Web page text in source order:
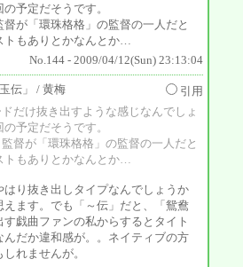
予定だそうです。
が「環珠格格」の監督の一人だと
もありとかなんとか…
No.144 - 2009/04/12(Sun) 23:13:04
伝」 / 黄梅
引用
だけ抜き出すような感じなんでしょ
予定だそうです。
督が「環珠格格」の監督の一人だと
トもありとかなんとか…
はり抜き出しタイプなんでしょうか
えます。でも「～伝」だと、「鴛鴦
戯曲ファンの私からするとタイト
んだか違和感が。。ネイティブの方
れませんが。